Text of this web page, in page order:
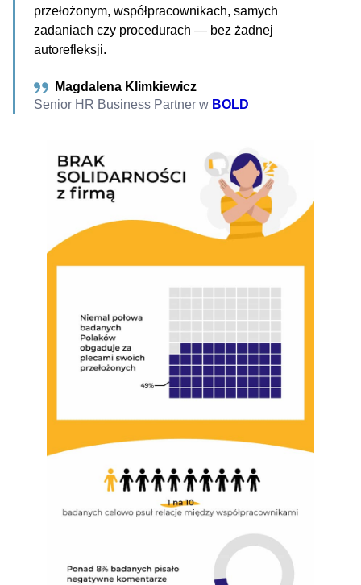
przełożonym, współpracownikach, samych
zadaniach czy procedurach — bez żadnej
autorefleksji.
Magdalena Klimkiewicz
Senior HR Business Partner w BOLD